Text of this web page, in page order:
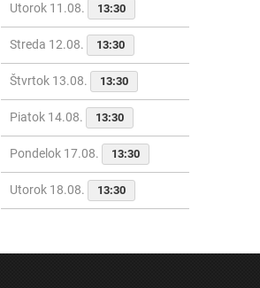
Utorok 11.08. 13:30
Streda 12.08. 13:30
Štvrtok 13.08. 13:30
Piatok 14.08. 13:30
Pondelok 17.08. 13:30
Utorok 18.08. 13:30